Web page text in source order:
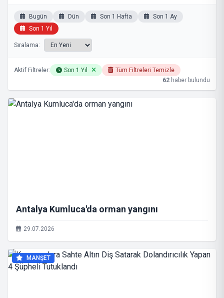
Bugün Dün Son 1 Hafta
Son 1 Ay
Son 1 Yıl
Sıralama:
Aktif Filtreler: Son 1 Yıl
Tüm Filtreleri Temizle
62 haber bulundu
Antalya Kumluca'da orman yangını
29.07.2026
MANŞET